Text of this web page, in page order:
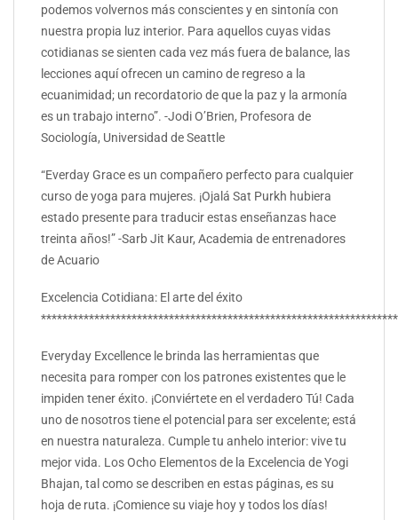
podemos volvernos más conscientes y en sintonía con
nuestra propia luz interior. Para aquellos cuyas vidas
cotidianas se sienten cada vez más fuera de balance, las
lecciones aquí ofrecen un camino de regreso a la
ecuanimidad; un recordatorio de que la paz y la armonía
es un trabajo interno”. -Jodi O’Brien, Profesora de
Sociología, Universidad de Seattle
“Everday Grace es un compañero perfecto para cualquier
curso de yoga para mujeres. ¡Ojalá Sat Purkh hubiera
estado presente para traducir estas enseñanzas hace
treinta años!” -Sarb Jit Kaur, Academia de entrenadores
de Acuario
Excelencia Cotidiana: El arte del éxito
Everyday Excellence le brinda las herramientas que
necesita para romper con los patrones existentes que le
impiden tener éxito. ¡Conviértete en el verdadero Tú! Cada
uno de nosotros tiene el potencial para ser excelente; está
en nuestra naturaleza. Cumple tu anhelo interior: vive tu
mejor vida. Los Ocho Elementos de la Excelencia de Yogi
Bhajan, tal como se describen en estas páginas, es su
hoja de ruta. ¡Comience su viaje hoy y todos los días!